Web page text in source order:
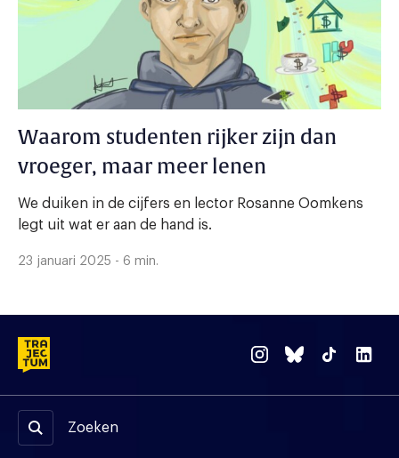
Waarom studenten rijker zijn dan
vroeger, maar meer lenen
We duiken in de cijfers en lector Rosanne Oomkens
legt uit wat er aan de hand is.
23 januari 2025 - 6 min.
Zoeken